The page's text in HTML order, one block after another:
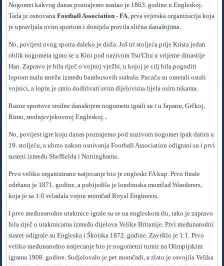
Nogomet kakvog danas poznajemo nastao je 1863. godine u Engleskoj.
Tada je osnovanaFootball Association - FA , prva svjetska organizacija koja
je upravljala ovim sportom i donijela pravila slična današnjima.
No, povijest ovog sporta daleko je duža. Još tri stoljeća prije Krista jedan
oblik nogometa igrao se u Kini pod nazivom Tsu'Chu u vrijeme dinastije
Han. Zapravo je bila riječ o vojnoj vježbi, u kojoj je cilj bila pogoditi
loptom malu mrežu između bambusovih stabala. Pucača su ometali ostali
vojnici, a loptu je smio dodirivati svim dijelovima tijela osim rukama.
Razne sportove srodne današnjem nogometu igrali su i u Japanu, Grčkoj,
Rimu, srednjevjekovnoj Engleskoj...
No, povijest igre koju danas poznajemo pod nazivom nogomet ipak datira u
19. stoljeću, a ubrzo nakon osnivanja Football Association odigrani su i prvi
susreti između Sheffielda i Nottinghama.
Prvo veliko organizirano natjecanje bio je engleski FA kup. Prvo finale
održano je 1871. godine, a pobijedila je londonska momčad Wanderers,
koja je sa 1:0 svladala vojnu momčad Royal Engineers.
I prve međunarodne utakmice igrale su se na engleskom tlu, iako je zapravo
bila riječ o utakmicama između dijelova Velike Britanije. Prvi međunarodni
susret odigrale su Engleska i Škotska 1872. godine. Završilo je 1:1. Prvo
veliko međunarodno natjecanje bio je nogometni turnir na Olimpijskim
igrama 1908. godine. Sudjelovalo je pet momčadi, a zlato je osvojila Velika